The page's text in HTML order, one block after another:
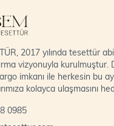
2017 yılında tesettür
vizyonuyla kurulmuştur.
imkanı ile herkesin bu
kolayca ulaşmasını
0985